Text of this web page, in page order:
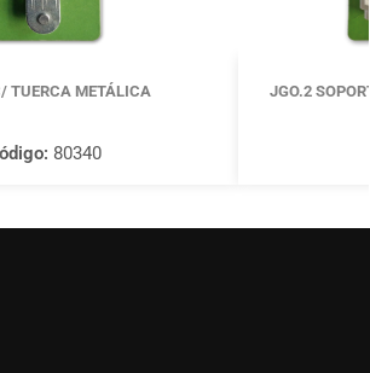
TUERCA METÁLICA
80340
JGO.2